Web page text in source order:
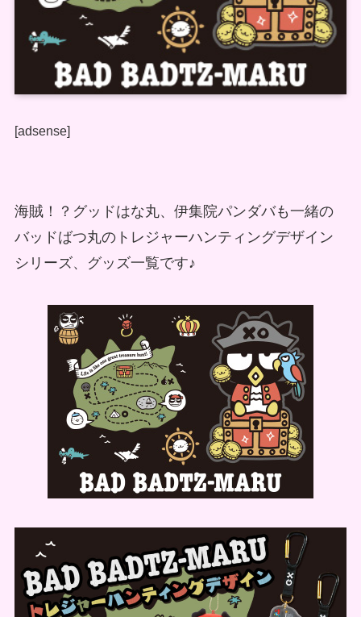
[adsense]
海賊！？グッドはな丸、伊集院パンダバも一緒の
バッドばつ丸のトレジャーハンティングデザイン
シリーズ、グッズ一覧です♪